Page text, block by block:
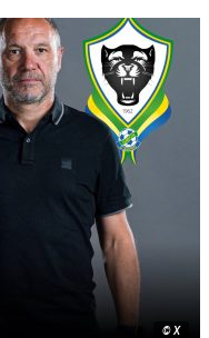
© X